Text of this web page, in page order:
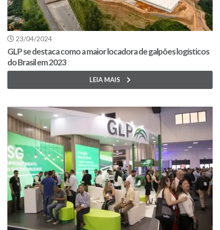
23/04/2024
GLP se destaca como a maior locadora de galpões logísticos
do Brasil em 2023
LEIA MAIS